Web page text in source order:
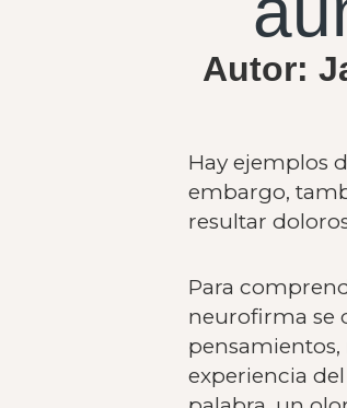
Autor:
Hay ejemplos
embargo,
resultar
Para
neurofirma se
pensamientos,
experiencia